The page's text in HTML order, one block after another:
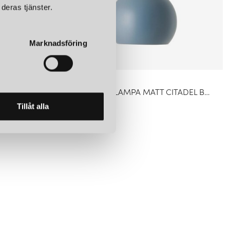
tjänster.
Marknadsföring
Tillåt alla
BALL Ø18 TAKLAMPA MATT CITADEL BLUE